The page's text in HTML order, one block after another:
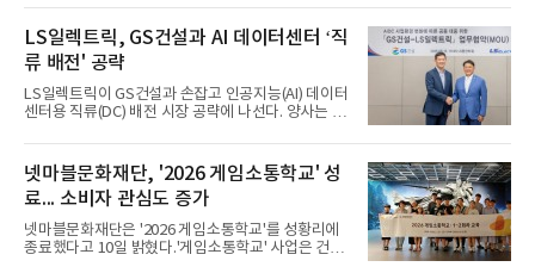
LS일렉트릭, GS건설과 AI 데이터센터 ‘직
류 배전' 공략
LS일렉트릭이 GS건설과 손잡고 인공지능(AI) 데이터
센터용 직류(DC) 배전 시장 공략에 나선다. 양사는 차
지 협력 범위를 확대하며 급성장하는 AI 데이터센터
전력 인프라 시장에 공동 대응한다.LS일렉트릭은 10
일 서울 LS용산타워에서 GS건설과 ‘AI 데이터센터
(AIDC) 사업환경 변화에 따른 공동 대응을 위한 업무
협약(MOU)’을 체결했다고 밝혔다.이날 협약식에는
구자균 LS일렉트릭 회장과 허윤홍 GS건설 대표, 채
대석 LS일렉트릭 대표 등 양사 주요 경영진이 참석했
넷마블문화재단, '2026 게임소통학교' 성
료... 소비자 관심도 증가
넷마블문화재단은 '2026 게임소통학교'를 성황리에
종료했다고 10일 밝혔다.'게임소통학교' 사업은 건강